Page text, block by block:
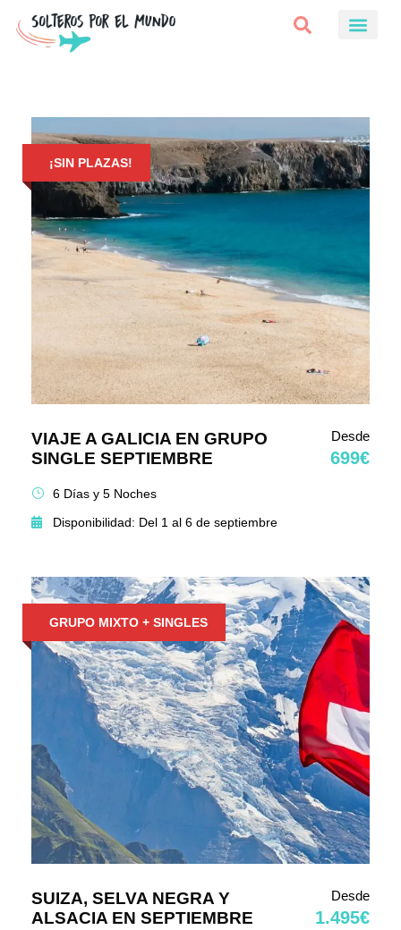
¡SIN PLAZAS!
VIAJE A GALICIA EN GRUPO
SINGLE SEPTIEMBRE
Desde
699€
6 Días y 5 Noches
Disponibilidad: Del 1 al 6 de septiembre
GRUPO MIXTO + SINGLES
SUIZA, SELVA NEGRA Y
ALSACIA EN SEPTIEMBRE
Desde
1.495€